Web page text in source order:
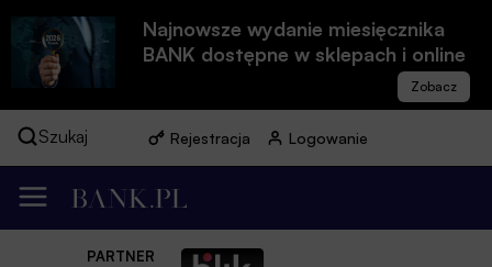
Najnowsze wydanie miesięcznika
BANK dostępne w sklepach i online
Szukaj Rejestracja Logowanie
PARTNER